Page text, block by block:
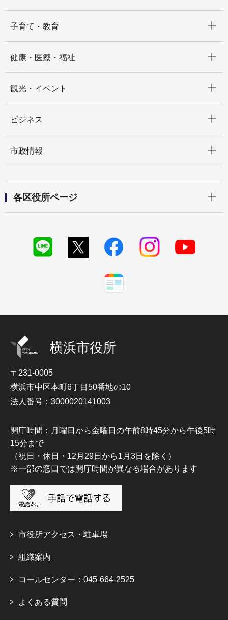
子育て・教育
健康・医療・福祉
観光・イベント
ビジネス
市政情報
各区役所ページ
横浜市役所
〒231-0005
横浜市中区本町6丁目50番地の10
法人番号：3000020141003
開庁時間：月曜日から金曜日の午前8時45分から午後5時
15分まで
（祝日・休日・12月29日から1月3日を除く）
※一部の窓口では開庁時間が異なる場合があります
市役所アクセス・駐車場
組織案内
コールセンター：045-664-2525
よくある質問